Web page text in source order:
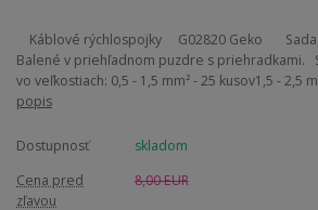
Káblové rýchlospojky G02820 Geko Sada
Balené v priehľadnom puzdre s priehradkami.
vo veľkostiach: 0,5 - 1,5 mm² - 25 kusov1,5 - 2,5
popis
Dostupnosť
skladom
Cena pred
zľavou
8,00 EUR